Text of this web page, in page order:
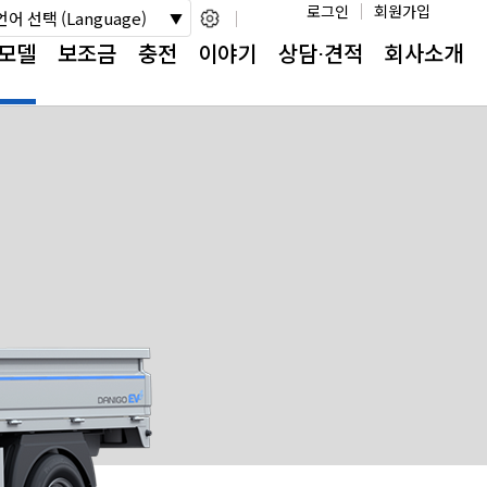
로그인 회원가입
어 선택 (Language)
델 보조금 충전 이야기 상담⋅견적 회사소개